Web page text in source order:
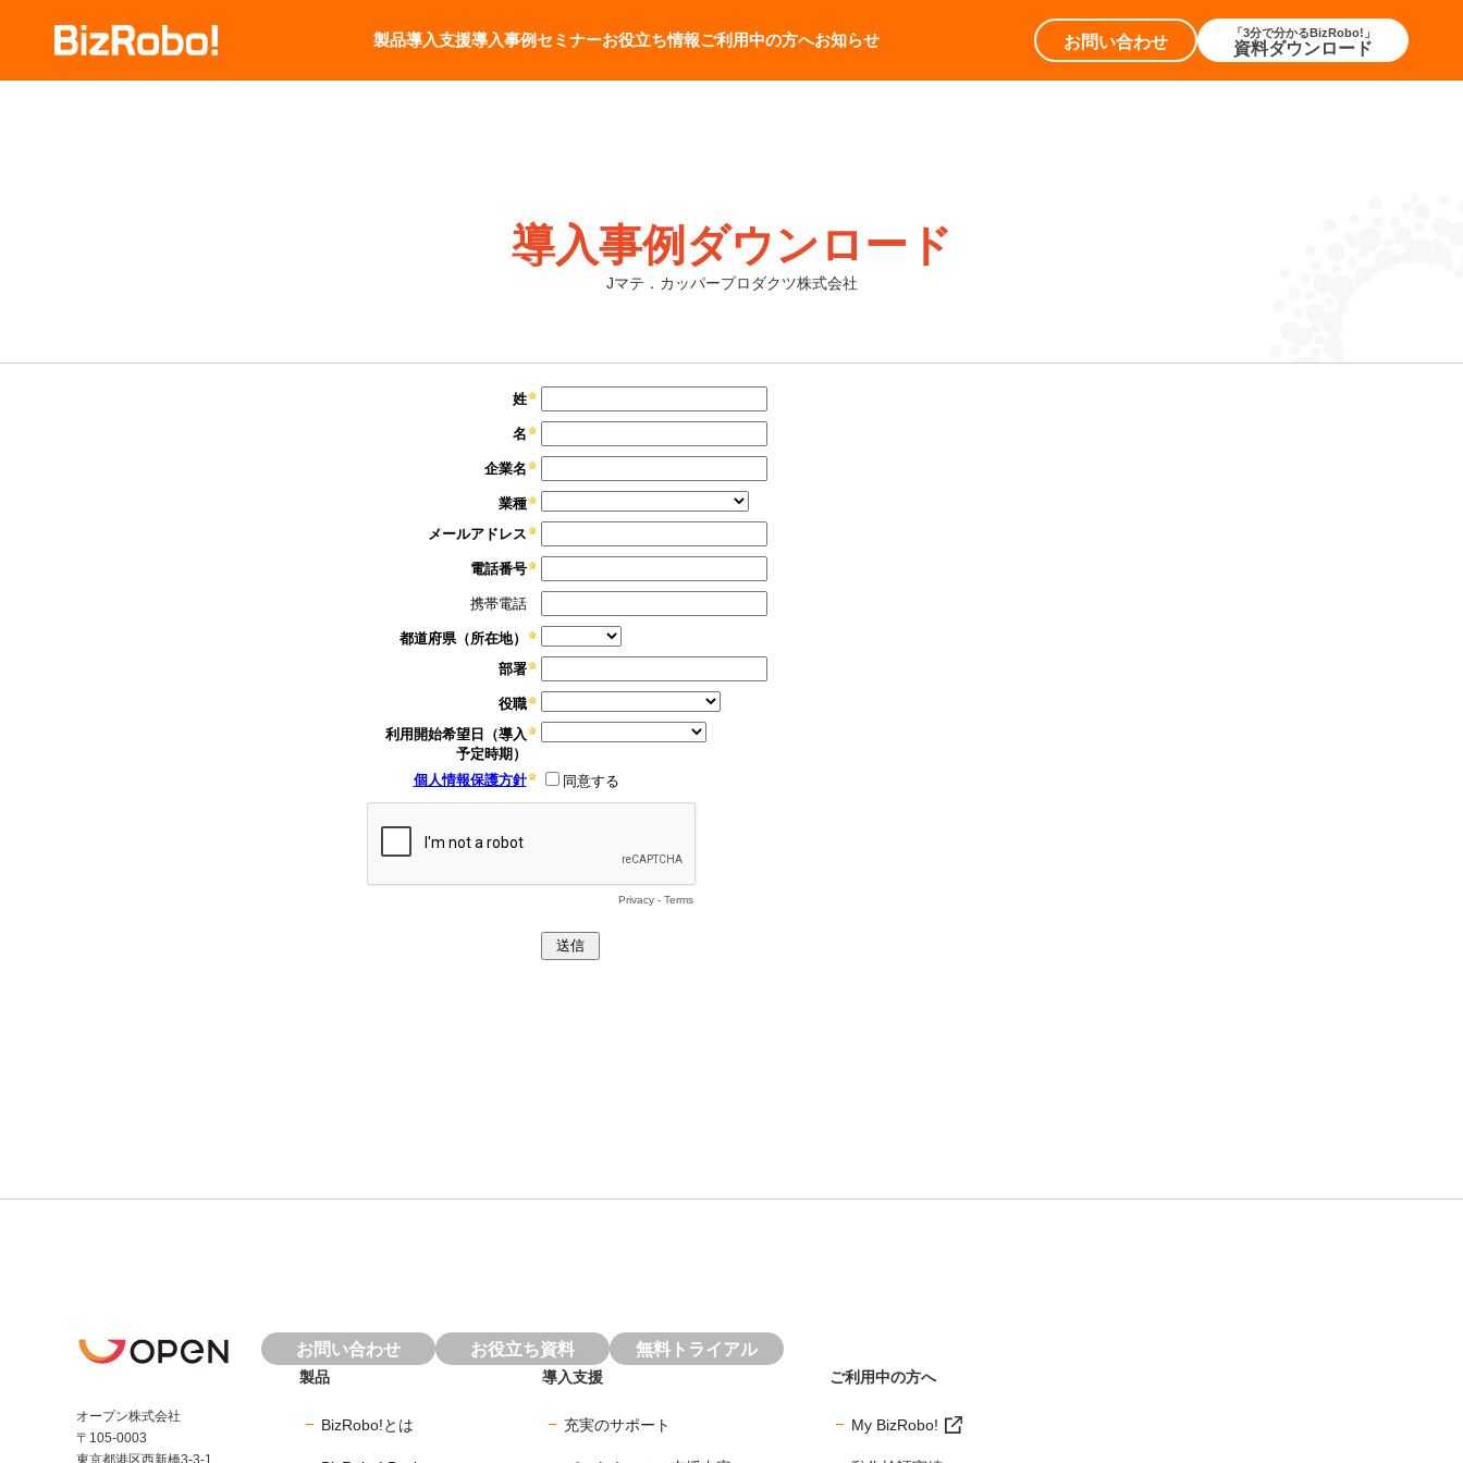
製品導入支援導入事例セミナーお役立ち情報ご利用中の方へお知らせ お問い合わせ 「3分で分かるBizRobo!」
資料ダウンロード
導入事例ダウンロード
Jマテ．カッパープロダクツ株式会社
オープン株式会社
〒105-0003
東京都港区西新橋3-3-1
お問い合わせ お役立ち資料 無料トライアル
製品
BizRobo!とは
導入支援
充実のサポート
ご利用中の方へ
My BizRobo!